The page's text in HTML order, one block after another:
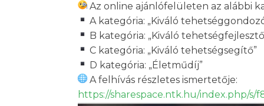
Az online ajánlófelületen az alábbi
A kategória: „Kiváló
B kategória: „Kiváló
C kategória: „Kiváló tehetségsegítő”
D kategória: „Életműdíj”
A felhívás részletes ismertetője:
https://sharespace.ntk.hu/index.php/s/